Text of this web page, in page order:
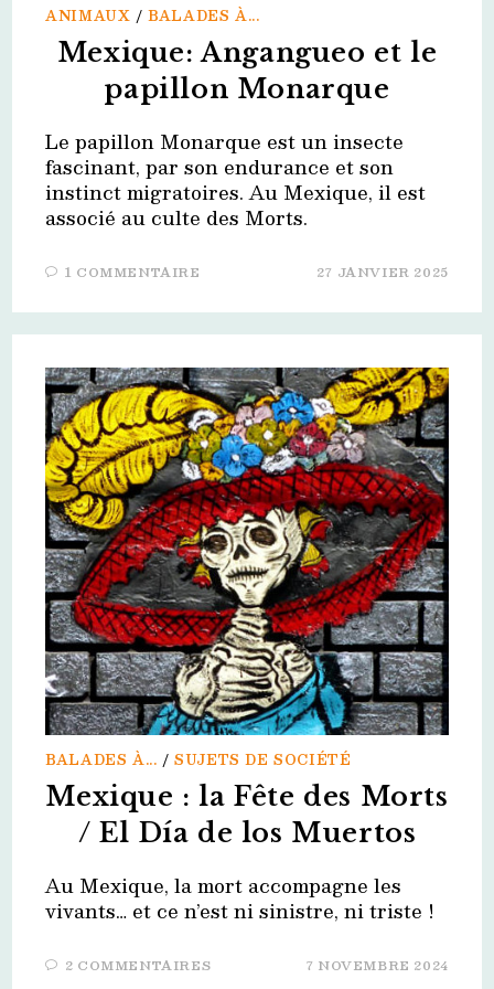
ANIMAUX /BALADES À...
Mexique: Angangueo et le
papillon Monarque
Le papillon Monarque est un insecte
fascinant, par son endurance et son
instinct migratoires. Au Mexique, il est
associé au culte des Morts.
1 COMMENTAIRE 27 JANVIER 2025
BALADES À... /SUJETS DE SOCIÉTÉ
Mexique : la Fête des Morts
/ El Día de los Muertos
Au Mexique, la mort accompagne les
vivants… et ce n’est ni sinistre, ni triste !
2 COMMENTAIRES 7 NOVEMBRE 2024